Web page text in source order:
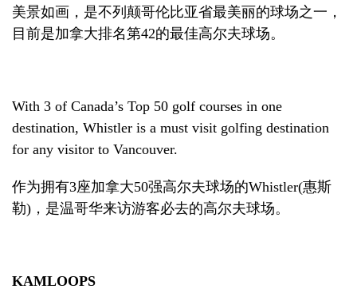
美景如画，是不列颠哥伦比亚省最美丽的球场之一，
目前是加拿大排名第42的最佳高尔夫球场。
With 3 of Canada’s Top 50 golf courses in one
destination, Whistler is a must visit golfing destination
for any visitor to Vancouver.
作为拥有3座加拿大50强高尔夫球场的Whistler(惠斯
勒) ，是温哥华来访游客必去的高尔夫球场。
KAMLOOPS